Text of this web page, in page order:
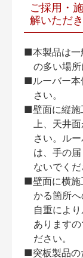
ご採用・
解いただ
■本製品は一
の多い場所
■ルーバー本
さい。
■壁面に縦施
上、天井
さい。ル
は、手の
ないでくだ
■壁面に横施
かる箇所へ
自重によ
あります
ださい。
■突板製品の